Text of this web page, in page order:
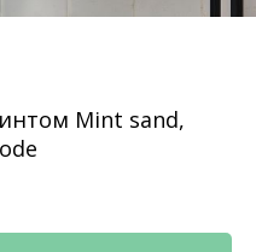
Mint sand,